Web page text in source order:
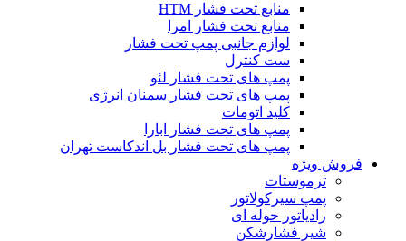
منابع تحت فشار HTM‎
منابع تحت فشار امرا
لوازم جانبی پمپ تحت فشار
ست کنترل
پمپ های تحت فشار لئو
پمپ های تحت فشار سمنان انرژی
کلید اتومات
پمپ های تحت فشار ابارا
پمپ های تحت فشار بل اندکاست تهران
فروش ویژه
ترموستات
پمپ سیرکولاتور
رادیاتور حوله ای
شیر فشارشکن